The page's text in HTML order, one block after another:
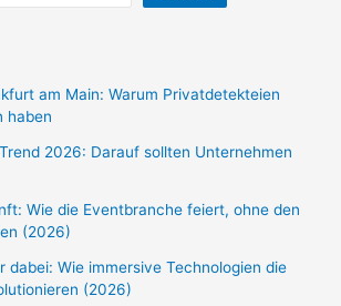
am Main: Warum Privatdetekteien
haben
2026: Darauf sollten Unternehmen
Wie die Eventbranche feiert, ohne den
(2026)
dabei: Wie immersive Technologien die
(2026)